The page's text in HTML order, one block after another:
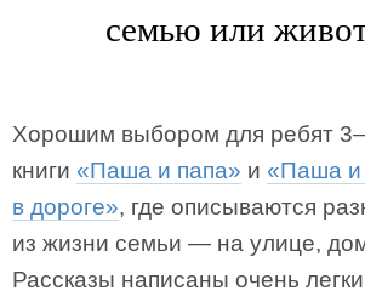
семью или
Хорошим выбором для ребят
книги «Паша и папа» и «Паша и
в дороге», где описываются
из жизни семьи — на улице,
Рассказы написаны очень